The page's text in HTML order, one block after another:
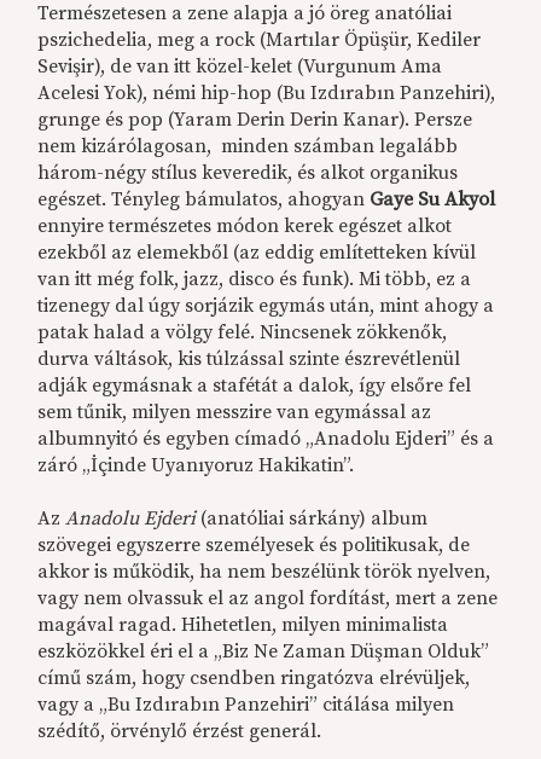
Természetesen a zene alapja a jó öreg anatóliai
pszichedelia, meg a rock (Martılar Öpüşür, Kediler
Sevişir), de van itt közel-kelet (Vurgunum Ama
Acelesi Yok), némi hip-hop (Bu Izdırabın Panzehiri),
grunge és pop (Yaram Derin Derin Kanar). Persze
nem kizárólagosan, minden számban legalább
három-négy stílus keveredik, és alkot organikus
egészet. Tényleg bámulatos, ahogyan Gaye Su Akyol
ennyire természetes módon kerek egészet alkot
ezekből az elemekből (az eddig említetteken kívül
van itt még folk, jazz, disco és funk). Mi több, ez a
tizenegy dal úgy sorjázik egymás után, mint ahogy a
patak halad a völgy felé. Nincsenek zökkenők,
durva váltások, kis túlzással szinte észrevétlenül
adják egymásnak a stafétát a dalok, így elsőre fel
sem tűnik, milyen messzire van egymással az
albumnyitó és egyben címadó „Anadolu Ejderi” és a
záró „İçinde Uyanıyoruz Hakikatin”.
AzAnadolu Ejderi(anatóliai sárkány) album
szövegei egyszerre személyesek és politikusak, de
akkor is működik, ha nem beszélünk török nyelven,
vagy nem olvassuk el az angol fordítást, mert a zene
magával ragad. Hihetetlen, milyen minimalista
eszközökkel éri el a „Biz Ne Zaman Düşman Olduk”
című szám, hogy csendben ringatózva elrévüljek,
vagy a „Bu Izdırabın Panzehiri” citálása milyen
szédítő, örvénylő érzést generál.